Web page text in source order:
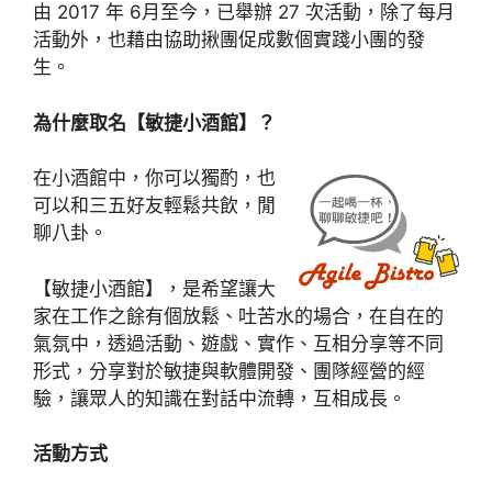
由 2017 年 6月至今，已舉辦 27 次活動，除了每月
活動外，也藉由協助揪團促成數個實踐小團的發
生。
為什麼取名【敏捷小酒館】？
在小酒館中，你可以獨酌，也
可以和三五好友輕鬆共飲，閒
聊八卦。
【敏捷小酒館】，是希望讓大
家在工作之餘有個放鬆、吐苦水的場合，在自在的
氣氛中，透過活動、遊戲、實作、互相分享等不同
形式，分享對於敏捷與軟體開發、團隊經營的經
驗，讓眾人的知識在對話中流轉，互相成長。
活動方式